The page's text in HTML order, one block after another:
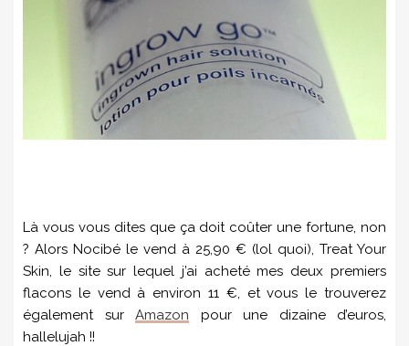
Là vous vous dites que ça doit coûter une fortune, non
? Alors Nocibé le vend à 25,90 € (lol quoi), Treat Your
Skin, le site sur lequel j’ai acheté mes deux premiers
flacons le vend à environ 11 €, et vous le trouverez
également sur Amazon pour une dizaine d’euros,
hallelujah !!